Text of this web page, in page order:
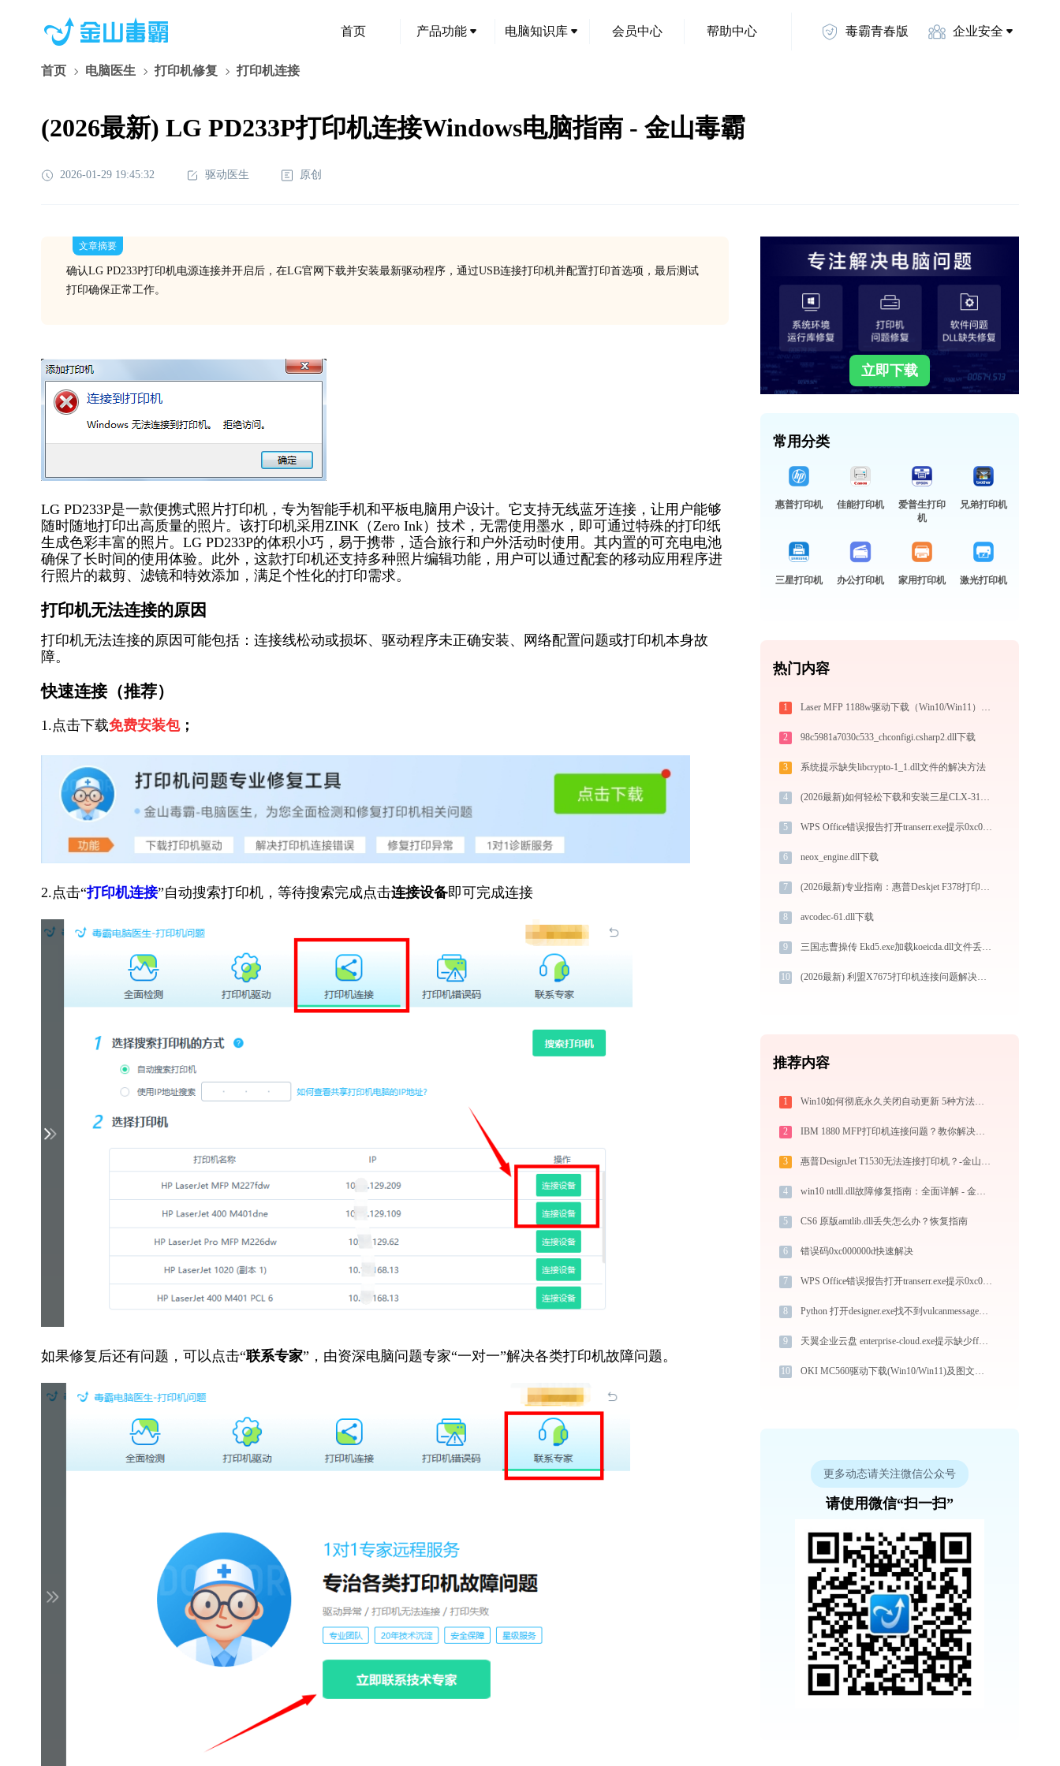
首页 产品功能 电脑知识库 会员中心 帮助中心 毒霸青春版 企业安全
首页 电脑医生 打印机修复 打印机连接
(2026最新) LG PD233P打印机连接Windows电脑指南 - 金山毒霸
2026-01-29 19:45:32 驱动医生 原创
文章摘要
确认LG PD233P打印机电源连接并开启后，在LG官网下载并安装最新驱动程序，通过USB连接打印机并配置打印首选项，最后测试
打印确保正常工作。
LG PD233P是一款便携式照片打印机，专为智能手机和平板电脑用户设计。它支持无线蓝牙连接，让用户能够
随时随地打印出高质量的照片。该打印机采用ZINK（Zero Ink）技术，无需使用墨水，即可通过特殊的打印纸
生成色彩丰富的照片。LG PD233P的体积小巧，易于携带，适合旅行和户外活动时使用。其内置的可充电电池
确保了长时间的使用体验。此外，这款打印机还支持多种照片编辑功能，用户可以通过配套的移动应用程序进
行照片的裁剪、滤镜和特效添加，满足个性化的打印需求。
打印机无法连接的原因
打印机无法连接的原因可能包括：连接线松动或损坏、驱动程序未正确安装、网络配置问题或打印机本身故
障。
快速连接（推荐）
1.点击下载免费安装包；
2.点击“打印机连接”自动搜索打印机，等待搜索完成点击连接设备即可完成连接
如果修复后还有问题，可以点击“联系专家”，由资深电脑问题专家“一对一”解决各类打印机故障问题。
立即下载
常用分类
惠普打印机 佳能打印机
爱普生打印
机
兄弟打印机
三星打印机 办公打印机 家用打印机 激光打印机
热门内容
1 Laser MFP 1188w驱动下载（Win10/Win11）官方安全安装图文教程
2 98c5981a7030c533_chconfigi.csharp2.dll下载
3 系统提示缺失libcrypto-1_1.dll文件的解决方法
4 (2026最新)如何轻松下载和安装三星CLX-3175WK打印机驱动？跟着这篇指南走
5 WPS Office错误报告打开transerr.exe提示0xc000000d错误码怎么办
6 neox_engine.dll下载
7 (2026最新)专业指南：惠普Deskjet F378打印机驱动的下载与安装步骤详解
8 avcodec-61.dll下载
9 三国志曹操传 Ekd5.exe加载koeicda.dll文件丢失处理办法
10 (2026最新) 利盟X7675打印机连接问题解决方法-金山毒霸
推荐内容
1 Win10如何彻底永久关闭自动更新 5种方法教你永久关闭win10自动更新
2 IBM 1880 MFP打印机连接问题？教你解决方法！-金山毒霸
3 惠普DesignJet T1530无法连接打印机？-金山毒霸
4 win10 ntdll.dll故障修复指南：全面详解 - 金山毒霸
5 CS6 原版amtlib.dll丢失怎么办？恢复指南
6 错误码0xc000000d快速解决
7 WPS Office错误报告打开transerr.exe提示0xc000000d错误码怎么办
8 Python 打开designer.exe找不到vulcanmessage5.dll怎么办
9 天翼企业云盘 enterprise-cloud.exe提示缺少ffmpeg.dll文件的解决办法
10 OKI MC560驱动下载(Win10/Win11)及图文安装教程
更多动态请关注微信公众号
请使用微信“扫一扫”